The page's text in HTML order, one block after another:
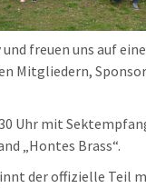
und freuen uns auf
Mitgliedern,
Uhr mit
„Hontes Brass“.
der offizielle Teil